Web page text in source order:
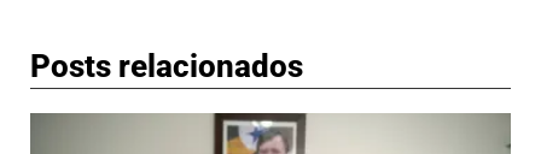
Posts relacionados